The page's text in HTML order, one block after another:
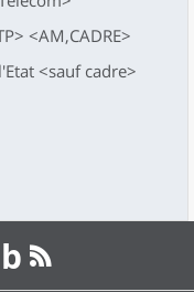
<AM,CADRE>
<sauf cadre>